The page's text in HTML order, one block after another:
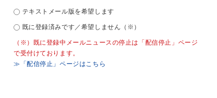
テキストメール版を希望します
既に登録済みです／希望しません（※）
（※）既に登録中メールニュースの停止は「配信停止」ページ
で受付けております。
≫「配信停止」ページはこちら